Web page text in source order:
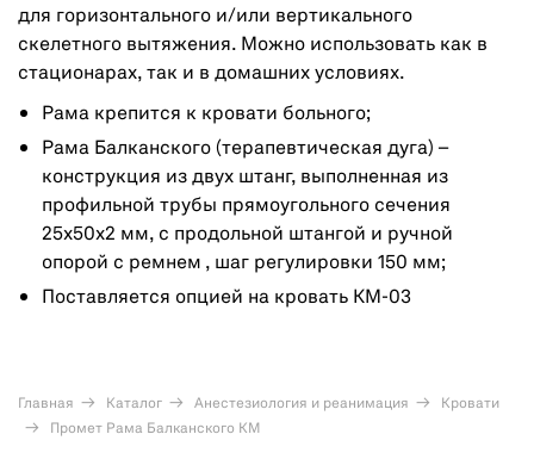
для горизонтального и/или вертикального
скелетного вытяжения. Можно использовать как в
стационарах, так и в домашних условиях.
Рама крепится к кровати больного;
Рама Балканского (терапевтическая дуга) –
конструкция из двух штанг, выполненная из
профильной трубы прямоугольного сечения
25х50х2 мм, с продольной штангой и ручной
опорой с ремнем , шаг регулировки 150 мм;
Поставляется опцией на кровать КМ-03
Главная Каталог Анестезиология и реанимация
Кровати
Промет Рама Балканского КМ